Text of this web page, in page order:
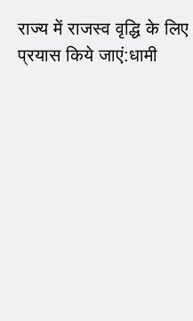
राज्य में राजस्व वृद्धि के लिए
प्रयास किये जाएं:धामी